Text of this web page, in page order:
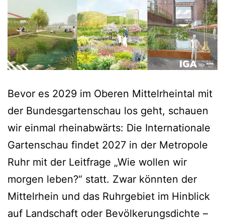
Bevor es 2029 im Oberen Mittelrheintal mit
der Bundesgartenschau los geht, schauen
wir einmal rheinabwärts: Die Internationale
Gartenschau findet 2027 in der Metropole
Ruhr mit der Leitfrage „Wie wollen wir
morgen leben?“ statt. Zwar könnten der
Mittelrhein und das Ruhrgebiet im Hinblick
auf Landschaft oder Bevölkerungsdichte –